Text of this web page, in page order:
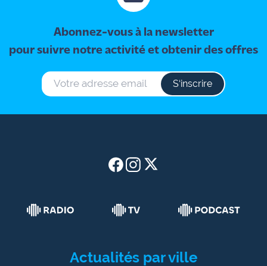
Abonnez-vous à la newsletter
pour suivre notre activité et obtenir des offres
S‘inscrire
Actualités par ville